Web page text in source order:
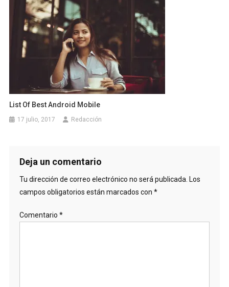
List Of Best Android Mobile
17 julio, 2017 Redacción
Deja un comentario
Tu dirección de correo electrónico no será publicada. Los
campos obligatorios están marcados con *
Comentario *